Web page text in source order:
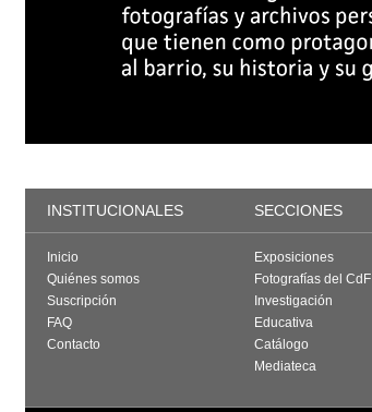
INSTITUCIONALES SECCIONES
Inicio
Quiénes somos
Suscripción
FAQ
Contacto
Exposiciones
Fotografías del CdF
Investigación
Educativa
Catálogo
Mediateca